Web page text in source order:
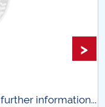
further information...
>